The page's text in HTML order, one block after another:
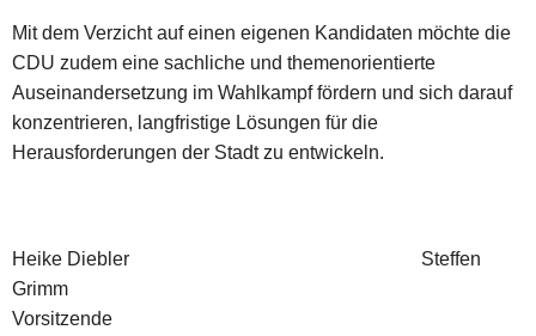
Mit dem Verzicht auf einen eigenen Kandidaten möchte die
CDU zudem eine sachliche und themenorientierte
Auseinandersetzung im Wahlkampf fördern und sich darauf
konzentrieren, langfristige Lösungen für die
Herausforderungen der Stadt zu entwickeln.
Heike Diebler Steffen
Grimm
Vorsitzende